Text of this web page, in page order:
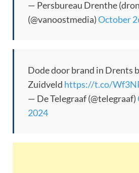
— Persbureau Drenthe
(@vanoostmedia)October
Dode door brand in Drents
Zuidveld https://t.co/
— De Telegraaf (@telegraaf)
2024